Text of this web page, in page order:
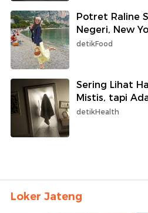
Potret Raline
Negeri, New
detikFood
Sering Lihat
Mistis, tapi
detikHealth
Loker Jateng